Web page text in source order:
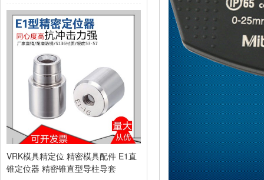
VRK模具精定位 精密模具配件 E1直
锥定位器 精密锥直型导柱导套